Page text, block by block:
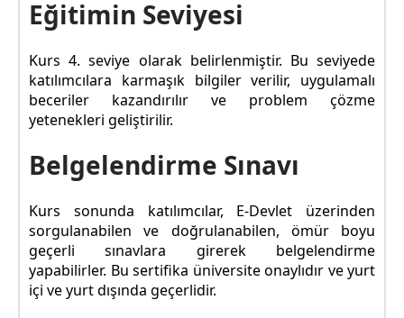
Eğitimin Seviyesi
Kurs 4. seviye olarak belirlenmiştir. Bu seviyede
katılımcılara karmaşık bilgiler verilir, uygulamalı
beceriler kazandırılır ve problem çözme
yetenekleri geliştirilir.
Belgelendirme Sınavı
Kurs sonunda katılımcılar, E-Devlet üzerinden
sorgulanabilen ve doğrulanabilen, ömür boyu
geçerli sınavlara girerek belgelendirme
yapabilirler. Bu sertifika üniversite onaylıdır ve yurt
içi ve yurt dışında geçerlidir.